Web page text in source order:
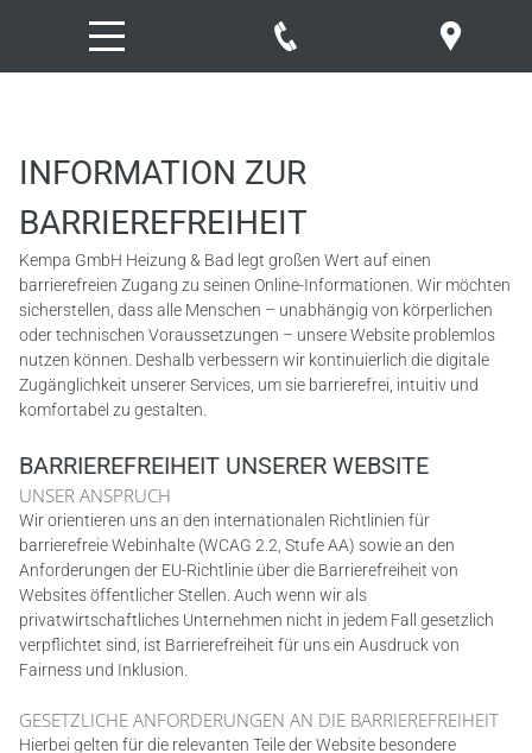
INFORMATION ZUR
BARRIEREFREIHEIT
Kempa GmbH Heizung & Bad legt großen Wert auf einen
barrierefreien Zugang zu seinen Online-Informationen. Wir möchten
sicherstellen, dass alle Menschen – unabhängig von körperlichen
oder technischen Voraussetzungen – unsere Website problemlos
nutzen können. Deshalb verbessern wir kontinuierlich die digitale
Zugänglichkeit unserer Services, um sie barrierefrei, intuitiv und
komfortabel zu gestalten.
BARRIEREFREIHEIT UNSERER WEBSITE
UNSER ANSPRUCH
Wir orientieren uns an den internationalen Richtlinien für
barrierefreie Webinhalte (WCAG 2.2, Stufe AA) sowie an den
Anforderungen der EU-Richtlinie über die Barrierefreiheit von
Websites öffentlicher Stellen. Auch wenn wir als
privatwirtschaftliches Unternehmen nicht in jedem Fall gesetzlich
verpflichtet sind, ist Barrierefreiheit für uns ein Ausdruck von
Fairness und Inklusion.
GESETZLICHE ANFORDERUNGEN AN DIE BARRIEREFREIHEIT
Hierbei gelten für die relevanten Teile der Website besondere